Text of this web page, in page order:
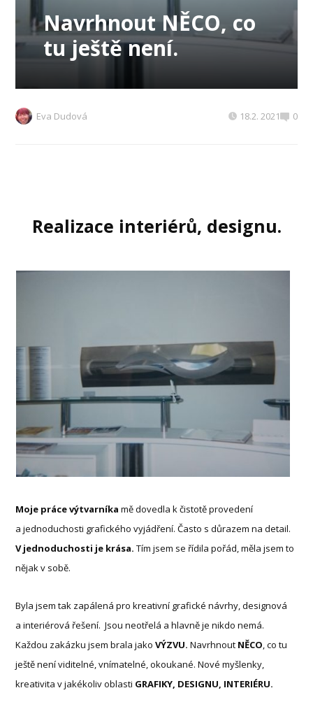
Navrhnout NĚCO, co
tu ještě není.
Eva Dudová 18.2. 2021 0
Realizace interiérů, designu.
Moje práce výtvarníka mě dovedla k čistotě provedení
a jednoduchosti grafického vyjádření. Často s důrazem na detail.
V jednoduchosti je krása.Tím jsem se řídila pořád, měla jsem to
nějak v sobě.
Byla jsem tak zapálená pro kreativní grafické návrhy, designová
a interiérová řešení. Jsou neotřelá a hlavně je nikdo nemá.
Každou zakázku jsem brala jakoVÝZVU. Navrhnout NĚCO, co tu
ještě není viditelné, vnímatelné, okoukané. Nové myšlenky,
kreativita v jakékoliv oblasti GRAFIKY, DESIGNU, INTERIÉRU.